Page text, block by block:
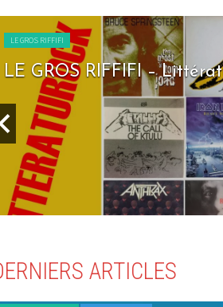
LE GROS RIFFIFI
LE GROS RIFFIFI –
ARTICLES